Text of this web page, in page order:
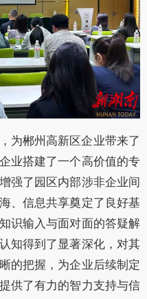
为郴州高新区企业带来了
业搭建了一个高价值的专
强了园区内部涉非企业间
、信息共享奠定了良好基
识输入与面对面的答疑解
知得到了显著深化，对其
的把握，为企业后续制定
供了有力的智力支持与信